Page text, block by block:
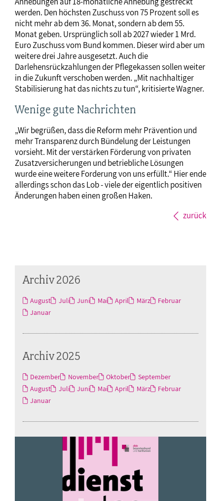
werden. Den höchsten Zuschuss von 75 Prozent soll es
nicht mehr ab dem 36. Monat, sondern ab dem 55.
Monat geben. Ursprünglich soll ab 2027 wieder 1 Mrd.
Euro Zuschuss vom Bund kommen. Dieser wird aber um
weitere drei Jahre ausgesetzt. Auch die
Darlehensrückzahlungen der Pflegekassen sollen weiter
in die Zukunft verschoben werden. „Mit nachhaltiger
Stabilisierung hat das nichts zu tun“, kritisierte Wagner.
Wenige gute Nachrichten
„Wir begrüßen, dass die Reform mehr Prävention und
mehr Transparenz durch Bündelung der Leistungen
vorsieht. Mit der verstärken Förderung von privaten
Zusatzversicherungen und betriebliche Lösungen
wurde eine weitere Forderung von uns erfüllt.“ Hier ende
allerdings schon das Lob - viele der eigentlich positiven
Änderungen haben einen großen Haken.
zurück
Archiv 2026
August Juli Juni Mai April März
Februar
Januar
Archiv 2025
Dezember November Oktober
September
August
Juli Juni Mai April März
Februar
Januar